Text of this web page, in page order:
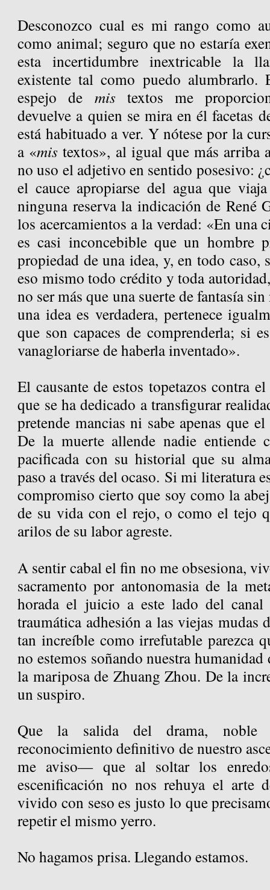
Desconozco cual es mi rango como
como animal; seguro que no estaría
esta incertidumbre inextricable la
existente tal como puedo alumbrarlo.
espejo de mistextos me
devuelve a quien se mira en él facetas
está habituado a ver. Y nótese por la
a «mis textos», al igual que más arriba
no uso el adjetivo en sentido posesivo:
el cauce apropiarse del agua que
ninguna reserva la indicación de René
los acercamientos a la verdad: «En
es casi inconcebible que un hombre
propiedad de una idea, y, en todo caso,
eso mismo todo crédito y toda
no ser más que una suerte de fantasía
una idea es verdadera, pertenece
que son capaces de comprenderla; si
vanagloriarse de haberla inventado».
El causante de estos topetazos contra
que se ha dedicado a transfigurar
pretende mancias ni sabe apenas que
De la muerte allende nadie entiende
pacificada con su historial que su
paso a través del ocaso. Si mi literatura
compromiso cierto que soy como la
de su vida con el rejo, o como el tejo
arilos de su labor agreste.
A sentir cabal el fin no me obsesiona,
sacramento por antonomasia de la
horada el juicio a este lado del
traumática adhesión a las viejas mudas
tan increíble como irrefutable parezca
no estemos soñando nuestra
la mariposa de Zhuang Zhou. De la
un suspiro.
Que la salida del drama, noble
reconocimiento definitivo de nuestro
me aviso— que al soltar los
escenificación no nos rehuya el arte
vivido con seso es justo lo que
repetir el mismo yerro.
No hagamos prisa. Llegando estamos.